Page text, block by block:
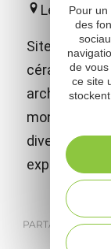
Le Fel
Site
céramique
diversité de
expositions
PARTAGER :
Pour
des
de
ce site